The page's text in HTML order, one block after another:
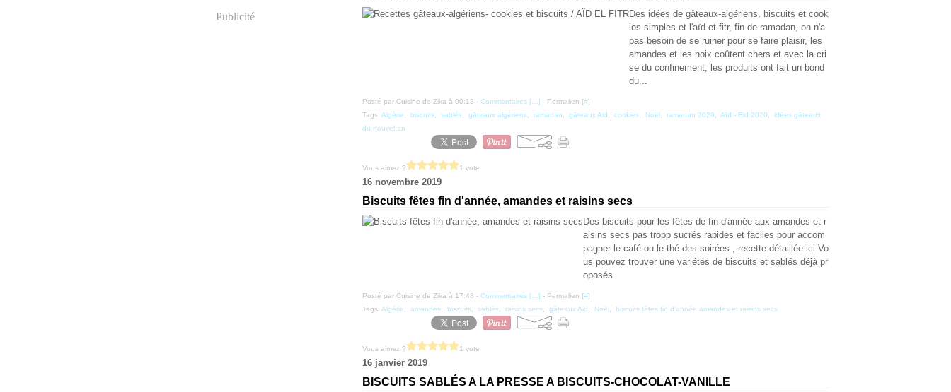
Publicité
Des idées de gâteaux-algériens, biscuits et cook
ies simples et l'aïd et fitr, fin de ramadan, on n'a
pas besoin de se ruiner pour se faire plaisir, les
amandes et les noix coûtent chers et avec la cri
se du confinement, les produits ont fait un bond
du...
Posté par Cuisine de Zika à 00:13 - Commentaires [ ] - Permalien [#]
Tags: Algérie biscuits sablés gâteaux algériens ramadan gâteaux Aid cookies Noël ramadan 2020 Aïd - Eid 2020
idées gâteaux
du nouvel an
Vous aimez ? 1 vote
16 novembre 2019
Biscuits fêtes fin d'année, amandes et raisins secs
Des biscuits pour les fêtes de fin d'année aux amandes et r
aisins secs pas tropp sucrés rapides et faciles pour accom
pagner le café ou le thé des soirées , recette détaillée ici Vo
us pouvez trouver une variétés de biscuits et sablés déjà pr
oposés
Posté par Cuisine de Zika à 17:48 - Commentaires [ ] - Permalien [#]
Tags: Algérie amandes biscuits sablés raisins secs gâteaux Aid Noël biscuits fêtes fin d'année amandes et raisins secs
Vous aimez ? 1 vote
16 janvier 2019
BISCUITS SABLÉS A LA PRESSE A BISCUITS-CHOCOLAT-VANILLE